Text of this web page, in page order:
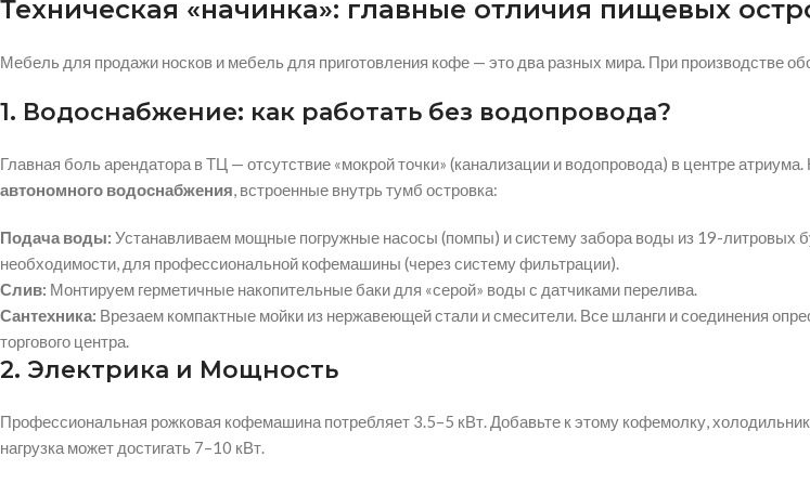
Техническая «начинка»: главные отличия пищевых
Мебель для продажи носков и мебель для приготовления кофе — это два разных мира. При производстве
1. Водоснабжение: как работать без водопровода?
Главная боль арендатора в ТЦ — отсутствие «мокрой точки» (канализации и водопровода) в центре
автономного водоснабжения , встроенные внутрь тумб островка:
Подача воды: Устанавливаем мощные погружные насосы (помпы) и систему забора воды из 19-литровых
необходимости, для профессиональной кофемашины (через систему фильтрации).
Слив: Монтируем герметичные накопительные баки для «серой» воды с датчиками перелива.
Сантехника: Врезаем компактные мойки из нержавеющей стали и смесители. Все шланги и соединения
торгового центра.
2. Электрика и Мощность
Профессиональная рожковая кофемашина потребляет 3.5–5 кВт. Добавьте к этому кофемолку,
нагрузка может достигать 7–10 кВт.